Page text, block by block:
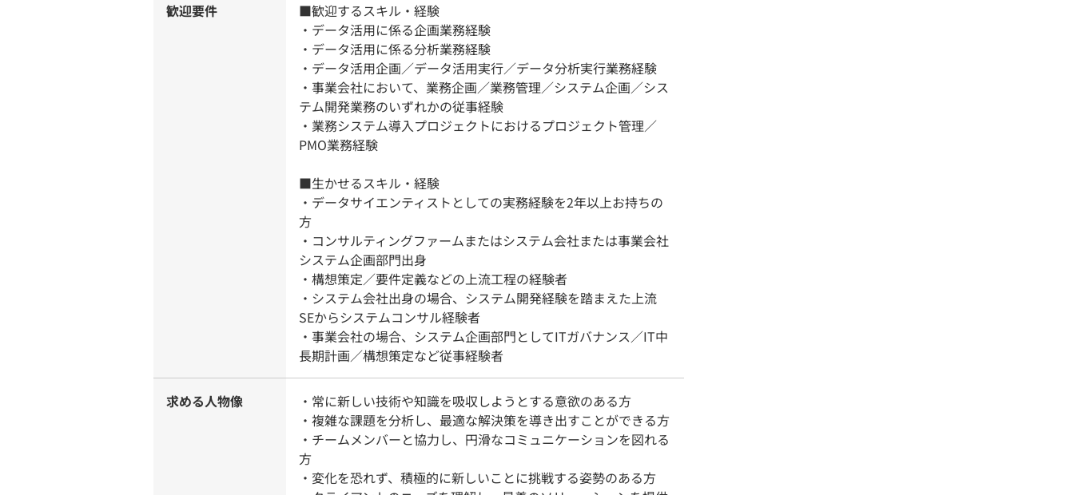
歓迎要件
■歓迎するスキル・経験
・データ活用に係る企画業務経験
・データ活用に係る分析業務経験
・データ活用企画／データ活用実行／データ分析実行業務経験
・事業会社において、業務企画／業務管理／システム企画／シス
テム開発業務のいずれかの従事経験
・業務システム導入プロジェクトにおけるプロジェクト管理／
PMO業務経験
■生かせるスキル・経験
・データサイエンティストとしての実務経験を2年以上お持ちの
方
・コンサルティングファームまたはシステム会社または事業会社
システム企画部門出身
・構想策定／要件定義などの上流工程の経験者
・システム会社出身の場合、システム開発経験を踏まえた上流
SEからシステムコンサル経験者
・事業会社の場合、システム企画部門としてITガバナンス／IT中
長期計画／構想策定など従事経験者
求める人物像
・常に新しい技術や知識を吸収しようとする意欲のある方
・複雑な課題を分析し、最適な解決策を導き出すことができる方
・チームメンバーと協力し、円滑なコミュニケーションを図れる
方
・変化を恐れず、積極的に新しいことに挑戦する姿勢のある方